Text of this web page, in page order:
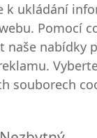
a
podrobné
laden je
se,
k ukládání
Pomocí
naše nabídky
souborech